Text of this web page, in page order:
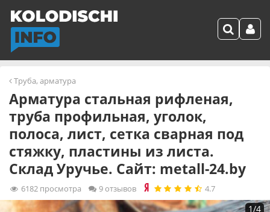
Труба, арматура
Арматура стальная рифленая,
труба профильная, уголок,
полоса, лист, сетка сварная под
стяжку, пластины из листа.
Склад Уручье. Сайт: metall-24.by
6182 просмотра 9 отзывов 4.7